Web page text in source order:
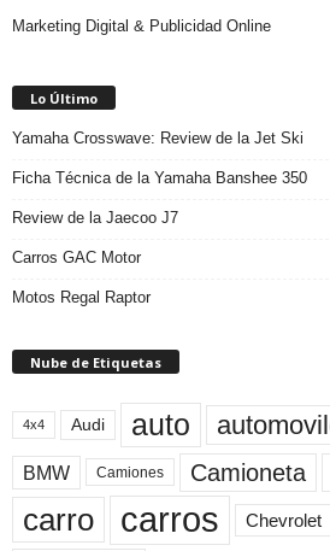
Marketing Digital & Publicidad Online
Lo Último
Yamaha Crosswave: Review de la Jet Ski
Ficha Técnica de la Yamaha Banshee 350
Review de la Jaecoo J7
Carros GAC Motor
Motos Regal Raptor
Nube de Etiquetas
4x4 Audi auto
BMW Camiones Camioneta
carro carros Chevrolet